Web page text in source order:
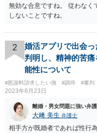
無効な合意ですね。 従わなく
しないことですね。
2
婚活アプリで出会
判明し、精神的苦
能性について
#慰謝料請求したい側 #調停 #審判
2023年8月23日
離婚・男女問題に強い弁
大﨑 美生 弁護士
相手方が既婚者であれば性行